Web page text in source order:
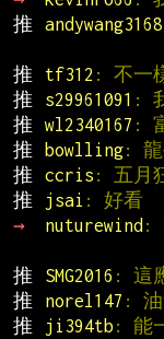
推
andywang3168
推
tf312 : 不一
推
s29961091 :
推
wl2340167 :
推
bowlling: 龍
推
ccris : 五月
推
jsai : 好看
→
nuturewind :
推
SMG2016 : 這
推
norel147 : 油
推
ji394tb : 能